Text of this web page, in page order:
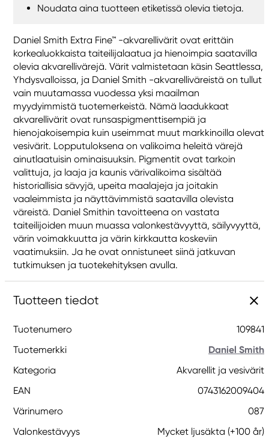
Noudata aina tuotteen etiketissä olevia tietoja.
Daniel Smith Extra Fine™ -akvarellivärit ovat erittäin
korkealuokkaista taiteilijalaatua ja hienoimpia saatavilla
olevia akvarellivärejä. Värit valmistetaan käsin Seattlessa,
Yhdysvalloissa, ja Daniel Smith -akvarelliväreistä on tullut
vain muutamassa vuodessa yksi maailman
myydyimmistä tuotemerkeistä. Nämä laadukkaat
akvarellivärit ovat runsaspigmenttisempiä ja
hienojakoisempia kuin useimmat muut markkinoilla olevat
vesivärit. Lopputuloksena on valikoima heleitä värejä
ainutlaatuisin ominaisuuksin. Pigmentit ovat tarkoin
valittuja, ja laaja ja kaunis värivalikoima sisältää
historiallisia sävyjä, upeita maalajeja ja joitakin
vaaleimmista ja näyttävimmistä saatavilla olevista
väreistä. Daniel Smithin tavoitteena on vastata
taiteilijoiden muun muassa valonkestävyyttä, säilyvyyttä,
värin voimakkuutta ja värin kirkkautta koskeviin
vaatimuksiin. Ja he ovat onnistuneet siinä jatkuvan
tutkimuksen ja tuotekehityksen avulla.
Tuotteen tiedot
Tuotenumero
109841
Tuotemerkki
Daniel Smith
Kategoria
Akvarellit ja vesivärit
EAN
0743162009404
Värinumero
087
Valonkestävyys
Mycket ljusäkta (+100 år)